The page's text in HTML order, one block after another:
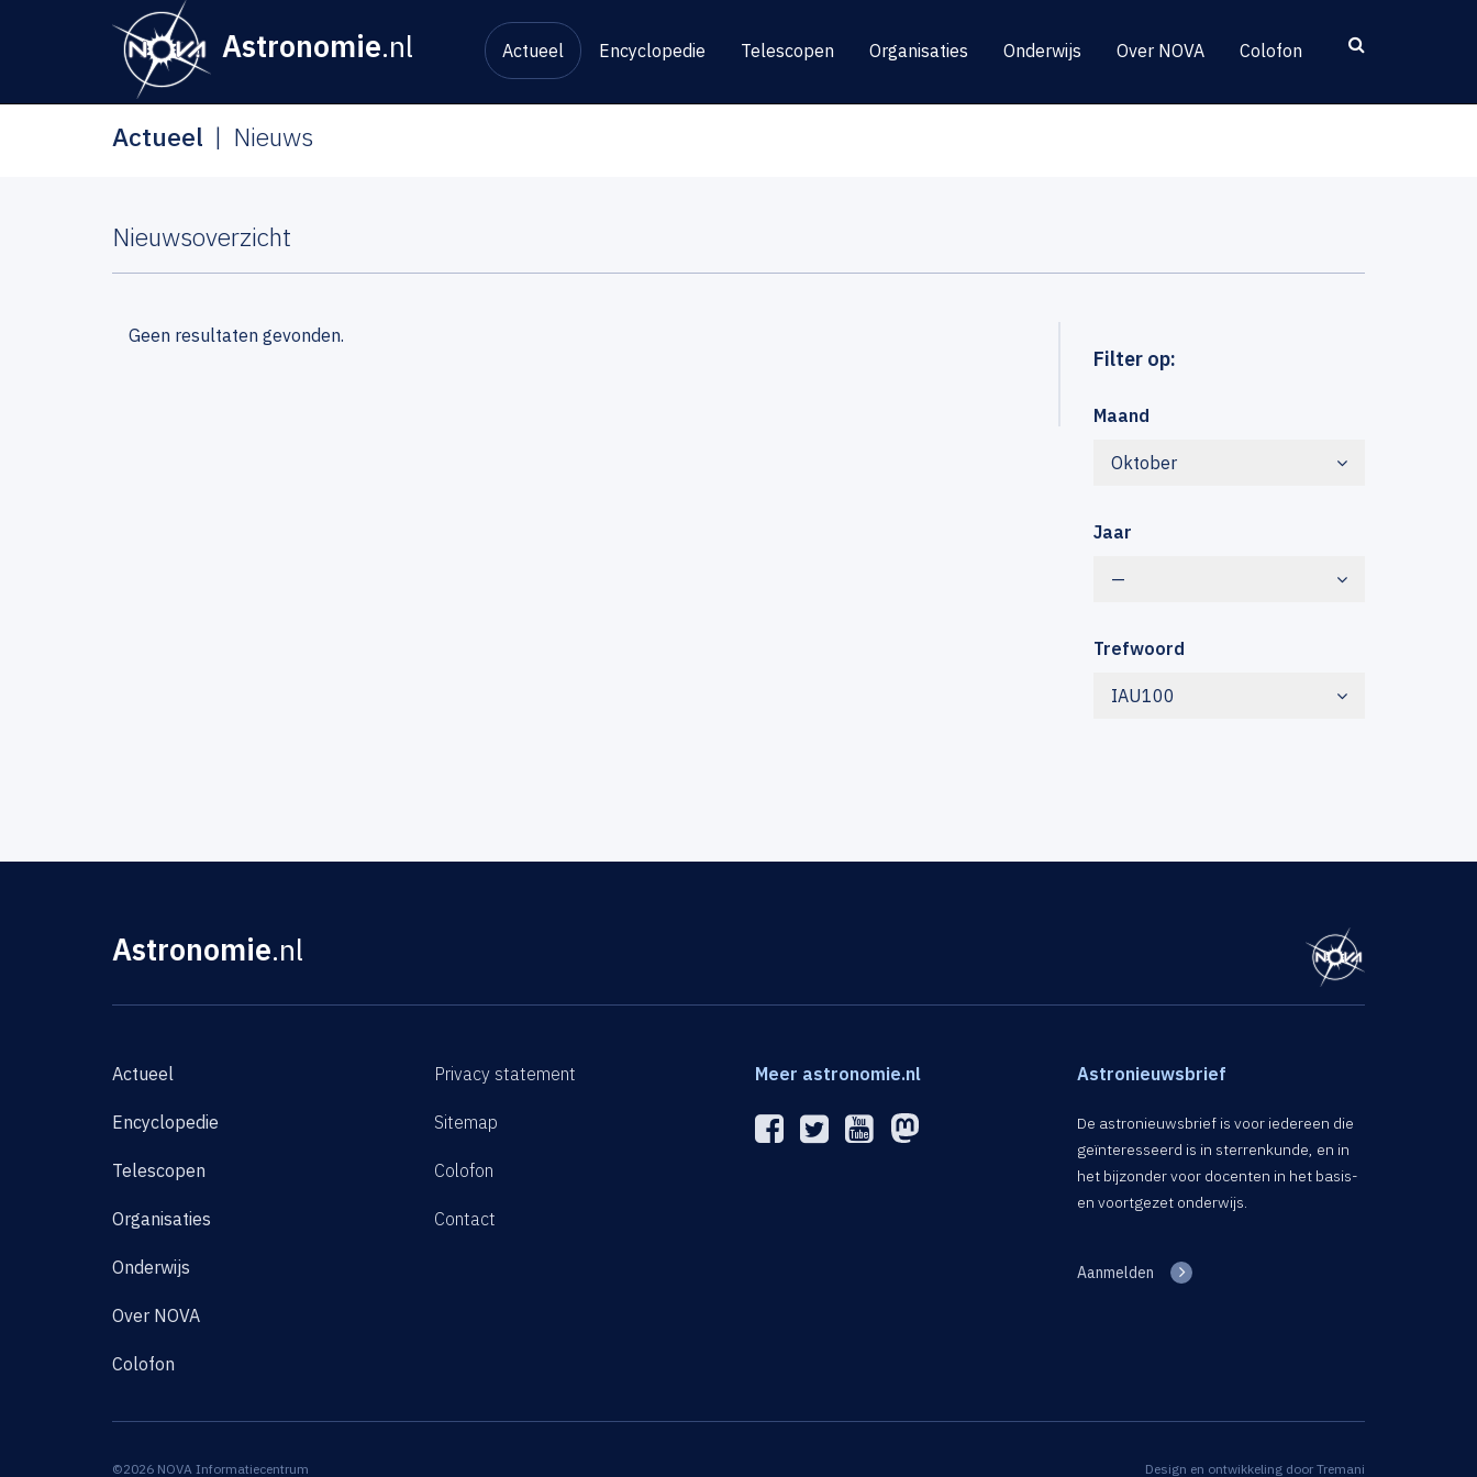
Astronomie.nl Actueel Encyclopedie Telescopen Organisaties Onderwijs Over NOVA Colofon
Actueel Nieuws
Nieuwsoverzicht
Filter op:
Maand
Oktober
Jaar
—
Trefwoord
IAU100
Geen resultaten gevonden.
Astronomie.nl
Actueel
Encyclopedie
Telescopen
Organisaties
Onderwijs
Over NOVA
Colofon
Privacy statement
Sitemap
Colofon
Contact
Meer astronomie.nl Astronieuwsbrief
De astronieuwsbrief is voor iedereen die
geïnteresseerd is in sterrenkunde, en in
het bijzonder voor docenten in het basis-
en voortgezet onderwijs.
Aanmelden
©2026 NOVA Informatiecentrum Design en ontwikkeling door Tremani